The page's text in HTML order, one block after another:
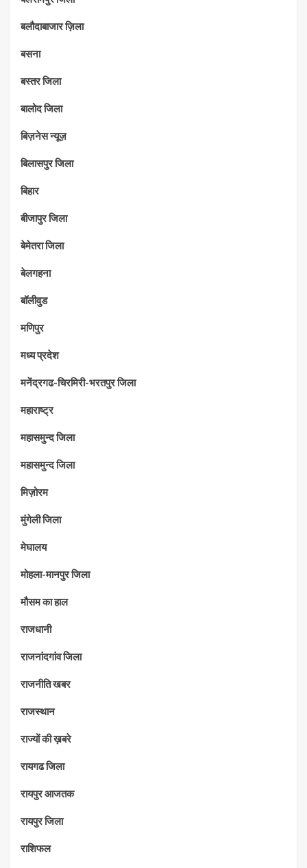
बलौदाबाजार ज़िला
बसना
बस्तर जिला
बालोद जिला
बिज़नेस न्यूज़
बिलासपुर जिला
बिहार
बीजापुर जिला
बेमेतरा जिला
बेलगहना
बॉलीवुड
मणिपुर
मध्‍य प्रदेश
मनेंद्रगढ-चिरमिरी-भरतपुर जिला
महाराष्‍ट्र
महासमुन्द जिला
महासमुन्द जिला
मिज़ोरम
मुंगेली जिला
मेघालय
मोहला-मानपुर जिला
मौसम का हाल
राजधानी
राजनांदगांव जिला
राजनीति खबर
राजस्थान
राज्यों की ख़बरे
रायगढ जिला
रायपुर आजतक
रायपुर जिला
राशिफल